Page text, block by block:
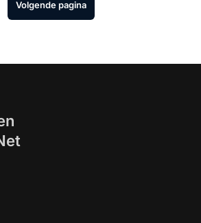
genoemd.
Volgende pagina